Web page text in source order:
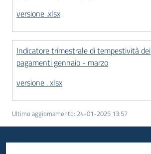
versione .xlsx
Indicatore trimestrale di tempestività dei
pagamenti gennaio - marzo
versione . xlsx
Ultimo aggiornamento: 24-01-2025 13:57